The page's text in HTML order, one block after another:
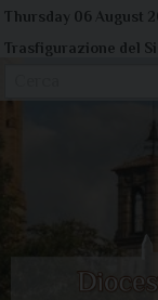
Skip
to
Thursday 06 August
Trasfigurazione del